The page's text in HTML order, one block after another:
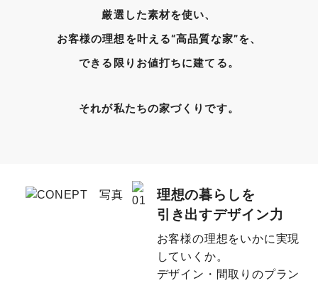
厳選した素材を使い、
お客様の理想を叶える“高品質な家”を、
できる限りお値打ちに建てる。
それが私たちの家づくりです。
理想の暮らしを
引き出すデザイン力
お客様の理想をいかに実現
していくか。
デザイン・間取りのプラン